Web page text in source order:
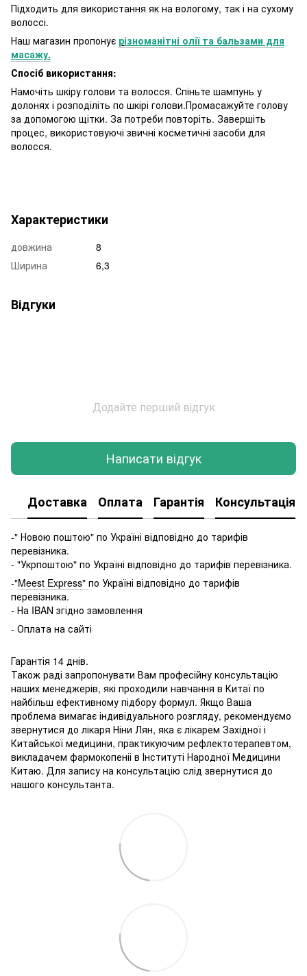
Підходить для використання як на вологому, так і на сухому
волоссі.
Наш магазин пропонує різноманітні олії та бальзами для
масажу.
Спосіб використання:
Намочіть шкіру голови та волосся. Спіньте шампунь у
долонях і розподіліть по шкірі голови.Промасажуйте голову
за допомогою щітки. За потреби повторіть. Завершіть
процес, використовуючі звичні косметичні засоби для
волосся.
Характеристики
довжина
8
Ширина
6,3
Відгуки
Додайте перший відгук
Написати відгук
Доставка Оплата Гарантія Консультація
-" Новою поштою" по Україні відповідно до тарифів
перевізника.
- "Укрпоштою" по Україні відповідно до тарифів перевізника.
-"Meest Express" по Україні відповідно до тарифів
перевізника.
- На IBAN згідно замовлення
- Оплата на сайті
Гарантія 14 днів.
Також раді запропонувати Вам професійну консультацію
наших менеджерів, які проходили навчання в Китаї по
найбільш ефективному підбору формул. Якщо Ваша
проблема вимагає індивідуального розгляду, рекомендуємо
звернутися до лікаря Ніни Лян, яка є лікарем Західної і
Китайської медицини, практикуючим рефлектотерапевтом,
викладачем фармокопеніі в Інституті Народної Медицини
Китаю. Для запису на консультацію слід звернутися до
нашого консультанта.